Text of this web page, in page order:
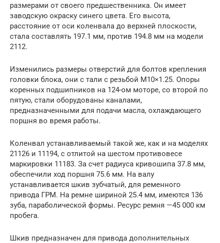
размерами от своего предшественника. Он имеет
заводскую окраску синего цвета. Его высота,
расстояние от оси коленвала до верхней плоскости,
стала составлять 197.1 мм, против 194.8 мм на модели
2112.
Изменились размеры отверстий для болтов крепления
головки блока, они с тали с резьбой М10×1.25. Опоры
коренных подшипников на 124-ом моторе, со второй по
пятую, стали оборудованы каналами,
предназначенными для подачи масла, охлаждающего
поршня во время работы.
Коленвал устанавливаемый такой же, как и на моделях
21126 и 11194, с отлитой на шестом противовесе
маркировки 11183. За счет радиуса кривошипа 37.8 мм,
обеспечили ход поршня 75.6 мм. На валу
устанавливается шкив зубчатый, для ременного
привода ГРМ. На ремне шириной 25.4 мм, имеются 136
зуба, параболической формы. Ресурс ремня —45 000 км
пробега.
Шкив предназначен для привода дополнительных